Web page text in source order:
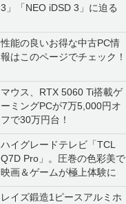
3」「NEO iDSD 3」に迫る
性能の良いお得な中古PC情
報はこのページでチェック！
マウス、RTX 5060 Ti搭載ゲ
ーミングPCが7万5,000円オ
フで30万円台！
ハイグレードテレビ「TCL
Q7D Pro」。圧巻の色彩美で
映画＆ゲームが極上体験に
レイズ鍛造1ピースアルミホ